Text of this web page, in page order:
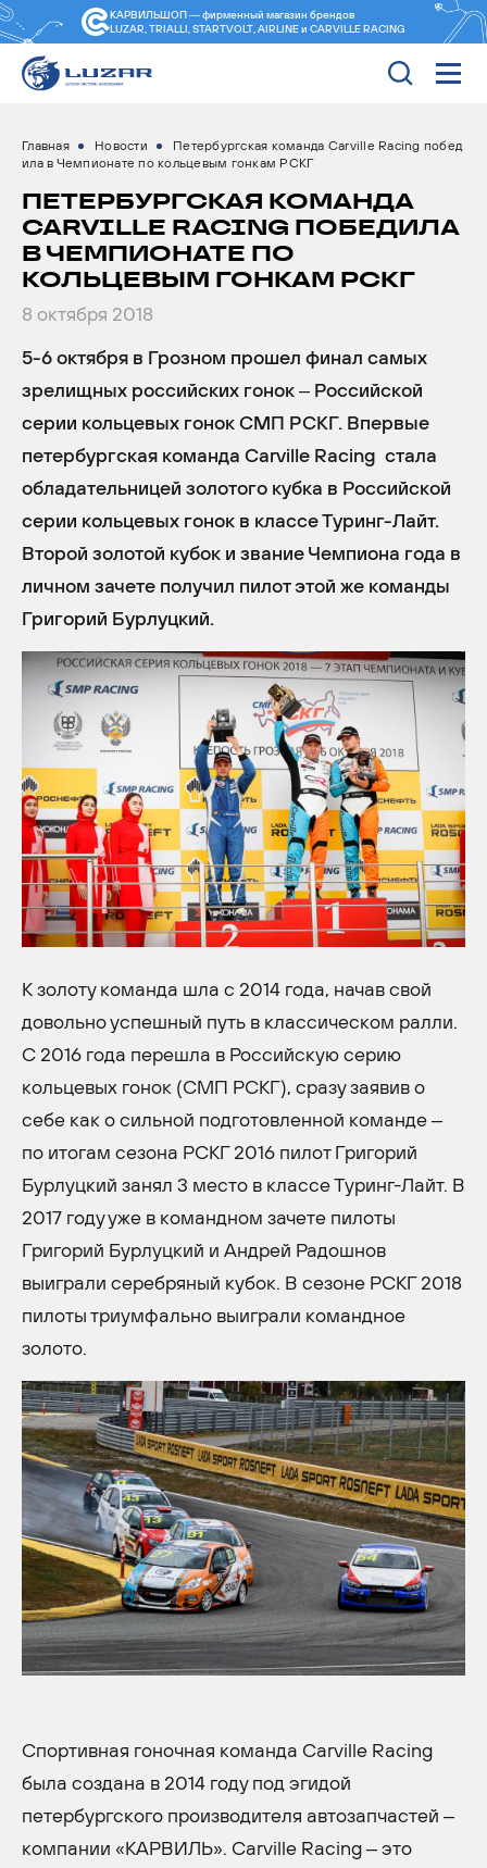
КАРВИЛЬШОП — фирменный магазин брендов
LUZAR, TRIALLI, STARTVOLT, AIRLINE и CARVILLE RACING
Главная Новости
Петербургская команда Carville Racing побед
ила в Чемпионате по кольцевым гонкам РСКГ
ПЕТЕРБУРГСКАЯ КОМАНДА
CARVILLE RACING ПОБЕДИЛА
В ЧЕМПИОНАТЕ ПО
КОЛЬЦЕВЫМ ГОНКАМ РСКГ
8 октября 2018
5-6 октября в Грозном прошел финал самых
зрелищных российских гонок – Российской
серии кольцевых гонок СМП РСКГ. Впервые
петербургская команда Carville Racing стала
обладательницей золотого кубка в Российской
серии кольцевых гонок в классе Туринг-Лайт.
Второй золотой кубок и звание Чемпиона года в
личном зачете получил пилот этой же команды
Григорий Бурлуцкий.
К золоту команда шла с 2014 года, начав свой
довольно успешный путь в классическом ралли.
С 2016 года перешла в Российскую серию
кольцевых гонок (СМП РСКГ), сразу заявив о
себе как о сильной подготовленной команде –
по итогам сезона РСКГ 2016 пилот Григорий
Бурлуцкий занял 3 место в классе Туринг-Лайт. В
2017 году уже в командном зачете пилоты
Григорий Бурлуцкий и Андрей Радошнов
выиграли серебряный кубок. В сезоне РСКГ 2018
пилоты триумфально выиграли командное
золото.
Спортивная гоночная команда Carville Racing
была создана в 2014 году под эгидой
петербургского производителя автозапчастей –
компании «КАРВИЛЬ». Carville Racing – это